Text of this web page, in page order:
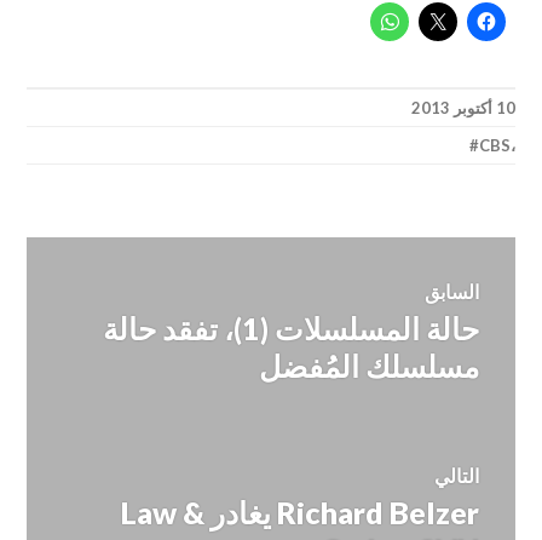
10 أكتوبر 2013
CBS،
تصفّح
المقالات
السابق
المقالة
السابقة:
حالة المسلسلات (1)، تفقد حالة
مسلسلك المُفضل
التالي
المقالة
Richard Belzer يغادر Law &